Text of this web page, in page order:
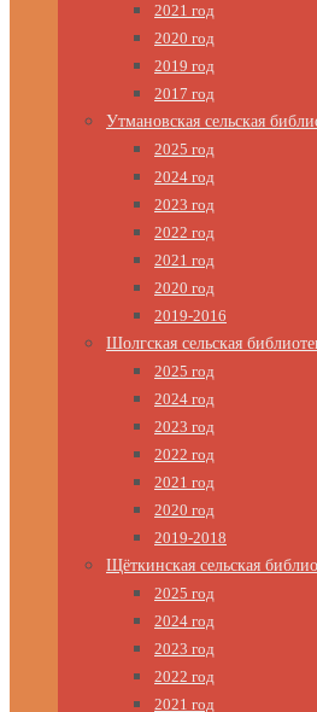
2021 год
2020 год
2019 год
2017 год
Утмановская сельская
2025 год
2024 год
2023 год
2022 год
2021 год
2020 год
2019-2016
Шолгская сельская
2025 год
2024 год
2023 год
2022 год
2021 год
2020 год
2019-2018
Щёткинская сельская
2025 год
2024 год
2023 год
2022 год
2021 год